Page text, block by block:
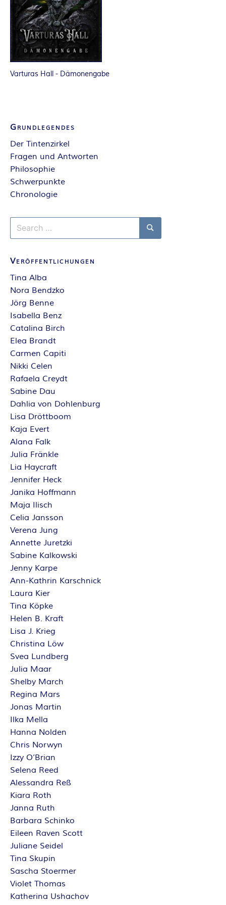
R
K
E
–
D
E
R
F
A
N
T
A
S
Y
A
U
T
O
R
:
I
N
N
E
N
K
R
E
I
S
Varturas Hall - Dämonengabe
Grundlegendes
Der Tintenzirkel
Fragen und Antworten
Philosophie
Schwerpunkte
Chronologie
Search
for:
Search
Veröffentlichungen
Tina Alba
Nora Bendzko
Jörg Benne
Isabella Benz
Catalina Birch
Elea Brandt
Carmen Capiti
Nikki Celen
Rafaela Creydt
Sabine Dau
Dahlia von Dohlenburg
Lisa Dröttboom
Kaja Evert
Alana Falk
Julia Fränkle
Lia Haycraft
Jennifer Heck
Janika Hoffmann
Maja Ilisch
Celia Jansson
Verena Jung
Annette Juretzki
Sabine Kalkowski
Jenny Karpe
Ann-Kathrin Karschnick
Laura Kier
Tina Köpke
Helen B. Kraft
Lisa J. Krieg
Christina Löw
Svea Lundberg
Julia Maar
Shelby March
Regina Mars
Jonas Martin
Ilka Mella
Hanna Nolden
Chris Norwyn
Izzy O’Brian
Selena Reed
Alessandra Reß
Kiara Roth
Janna Ruth
Barbara Schinko
Eileen Raven Scott
Juliane Seidel
Tina Skupin
Sascha Stoermer
Violet Thomas
Katherina Ushachov